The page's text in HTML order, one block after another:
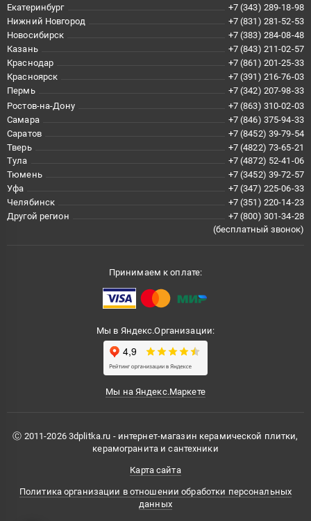
Екатеринбург
+7 (343) 289-18-98
Нижний Новгород
+7 (831) 281-52-53
Новосибирск
+7 (383) 284-08-48
Казань
+7 (843) 211-02-57
Краснодар
+7 (861) 201-25-33
Красноярск
+7 (391) 216-76-03
Пермь
+7 (342) 207-98-33
Ростов-на-Дону
+7 (863) 310-02-03
Самара
+7 (846) 375-94-33
Саратов
+7 (8452) 39-79-54
Тверь
+7 (4822) 73-65-21
Тула
+7 (4872) 52-41-06
Тюмень
+7 (3452) 39-72-57
Уфа
+7 (347) 225-06-33
Челябинск
+7 (351) 220-14-23
Другой регион
+7 (800) 301-34-28
(бесплатный звонок)
Принимаем к оплате:
Мы в Яндекс.Организации:
Мы на Яндекс.Маркете
Ⓒ 2011-2026 3dplitka.ru - интернет-магазин керамической плитки,
керамогранита и сантехники
Карта сайта
Политика организации в отношении обработки персональных
данных